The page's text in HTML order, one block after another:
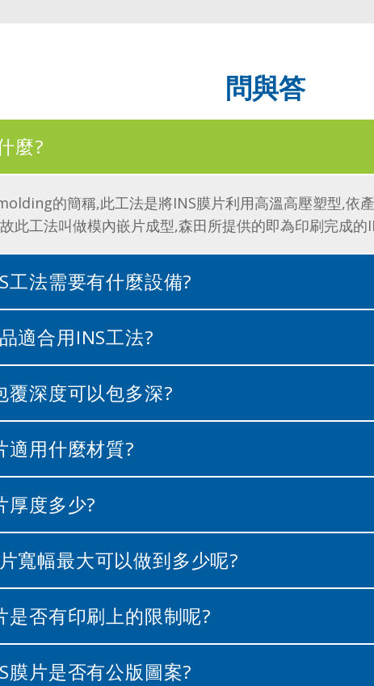
問與答
麼?
的簡稱,此工法是將INS膜片利用高溫高壓塑型,依
此工法叫做模內嵌片成型,森田所提供的即為印刷完成的
工法需要有什麼設備?
適合用INS工法?
覆深度可以包多深?
適用什麼材質?
厚度多少?
寬幅最大可以做到多少呢?
是否有印刷上的限制呢?
膜片是否有公版圖案?